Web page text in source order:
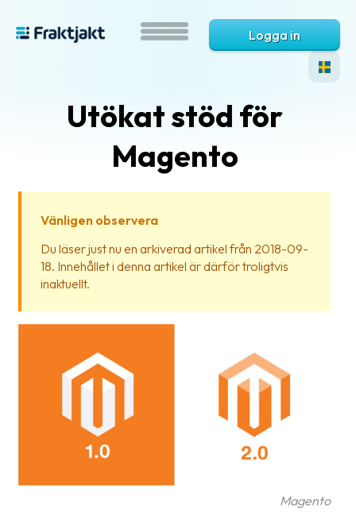
är
Fraktjakt?
Hjälp?
frågor
Ordlista
Logga in
Utökat stöd för
Magento
Vänligen observera
Du läser just nu en arkiverad artikel från 2018-09-
18. Innehållet i denna artikel är därför troligtvis
inaktuellt.
Magento